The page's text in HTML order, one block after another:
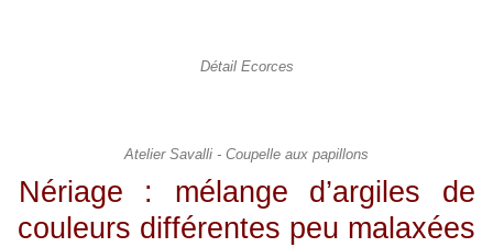
Détail Ecorces
Atelier Savalli - Coupelle aux papillons
Nériage : mélange d’argiles de
couleurs différentes peu malaxées